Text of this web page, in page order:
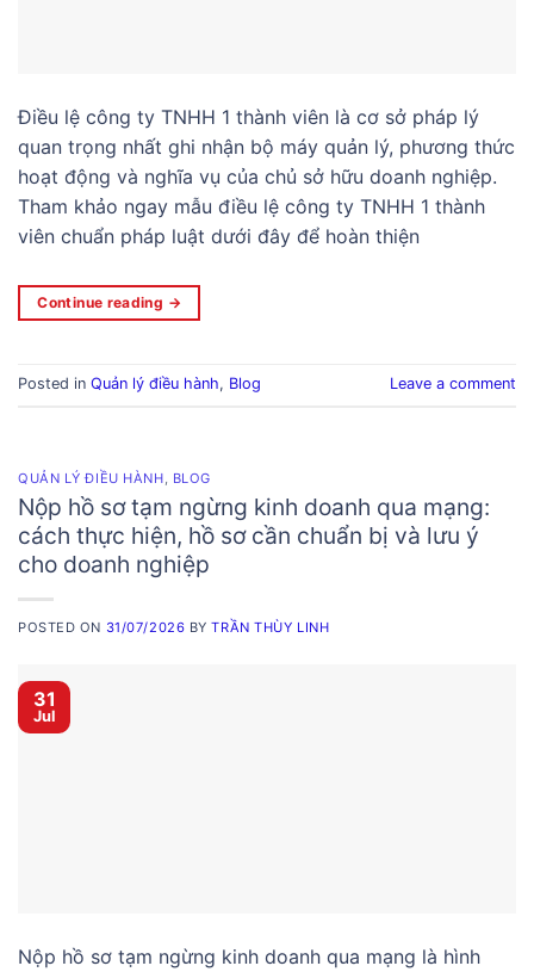
Điều lệ công ty TNHH 1 thành viên là cơ sở pháp lý
quan trọng nhất ghi nhận bộ máy quản lý, phương thức
hoạt động và nghĩa vụ của chủ sở hữu doanh nghiệp.
Tham khảo ngay mẫu điều lệ công ty TNHH 1 thành
viên chuẩn pháp luật dưới đây để hoàn thiện
Continue reading →
Posted in Quản lý điều hành, Blog Leave a comment
QUẢN LÝ ĐIỀU HÀNH, BLOG
Nộp hồ sơ tạm ngừng kinh doanh qua mạng:
cách thực hiện, hồ sơ cần chuẩn bị và lưu ý
cho doanh nghiệp
POSTED ON 31/07/2026 BYTRẦN THÙY LINH
31
Jul
Nộp hồ sơ tạm ngừng kinh doanh qua mạng là hình